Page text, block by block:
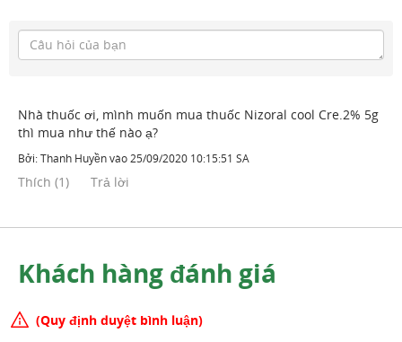
Nhà thuốc ơi, mình muốn mua thuốc Nizoral cool Cre.2% 5g
thì mua như thế nào ạ?
Bởi:Thanh Huyềnvào25/09/2020 10:15:51 SA
Thích (1) Trả lời
Khách hàng đánh giá
(Quy định duyệt bình luận)